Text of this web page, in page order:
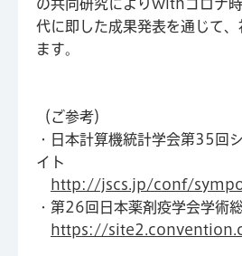
の共同研究によりwithコロナ
代に即した成果発表を通じて
ます。
（ご参考）
・日本計算機統計学会第35回
イト
http://jscs.jp/conf/
・第26回日本薬剤疫学会学術
https://